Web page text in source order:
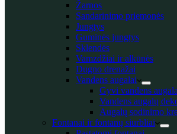
Žarnos
Sandarinimo priemonės
Jungtys
Guminės jungtys
Sklendės
Vamzdžiai ir alkūnės
Dugno drenažai
Vandens augalai
Gyvi vandens
Vandens augalų
Augalų sodinimo
Fontanai ir fontanų siurbliai